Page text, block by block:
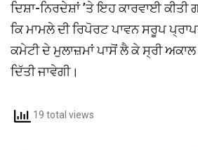
ਦਿਸ਼ਾ-ਨਿਰਦੇਸ਼ਾਂ ’ਤੇ ਇਹ ਕਾਰਵਾਈ
ਕਿ ਮਾਮਲੇ ਦੀ ਰਿਪੋਰਟ ਪਾਵਨ ਸਰੂਪ
ਕਮੇਟੀ ਦੇ ਮੁਲਾਜ਼ਮਾਂ ਪਾਸੋਂ ਲੈ ਕੇ ਸ੍ਰੀ
ਦਿੱਤੀ ਜਾਵੇਗੀ।
19 total views